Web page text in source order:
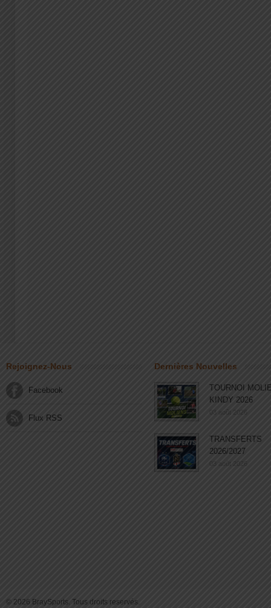
Rejoignez-Nous
Facebook
Flux RSS
Dernières Nouvelles
TOURNOI
KINDY 2026
03 août 2026
TRANSFERTS
2026/2027
03 août 2026
© 2026 BraySports. Tous droits reservés.